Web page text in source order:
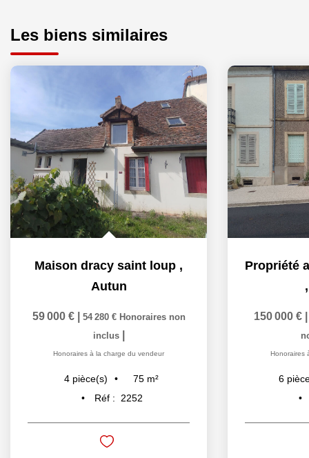
Les biens similaires
Maison dracy saint loup ,
Autun
59 000 € 54 280 € Honoraires non
inclus
Honoraires à la charge du vendeur
4 pièce(s) 75 m²
Réf :
2252
150 000 €
Honoraires
6